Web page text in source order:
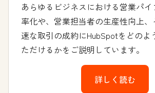
あらゆるビジネスにおける営業パ
率化や、営業担当者の生産性向上
速な取引の成約にHubSpotをどのよ
ただけるかをご説明しています。
詳しく読む